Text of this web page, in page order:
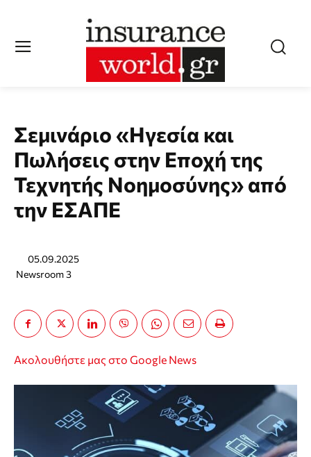
Σεμινάριο «Ηγεσία και
Πωλήσεις στην Εποχή της
Τεχνητής Νοημοσύνης» από
την ΕΣΑΠΕ
05.09.2025
Newsroom 3
Ακολουθήστε μας στο Google News